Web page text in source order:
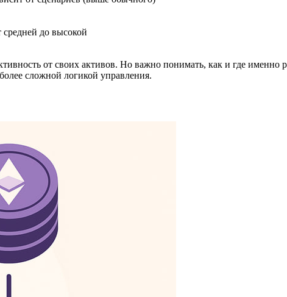
средней до высокой
от своих активов. Но важно понимать, как и где
сложной логикой управления.